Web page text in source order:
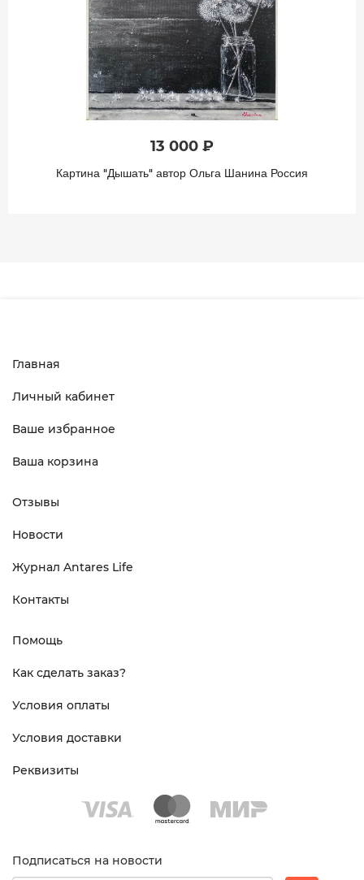
13 000 ₽
Картина "Дышать" автор Ольга Шанина Россия
Главная
Личный кабинет
Ваше избранное
Ваша корзина
Отзывы
Новости
Журнал Antares Life
Контакты
Помощь
Как сделать заказ?
Условия оплаты
Условия доставки
Реквизиты
Подписаться на новости